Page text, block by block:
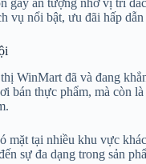
gây ấn tượng nhờ vị trí
vụ nổi bật, ưu đãi hấp
WinMart đã và đang
bán thực phẩm, mà còn
mặt tại nhiều khu vực
sự đa dạng trong sản